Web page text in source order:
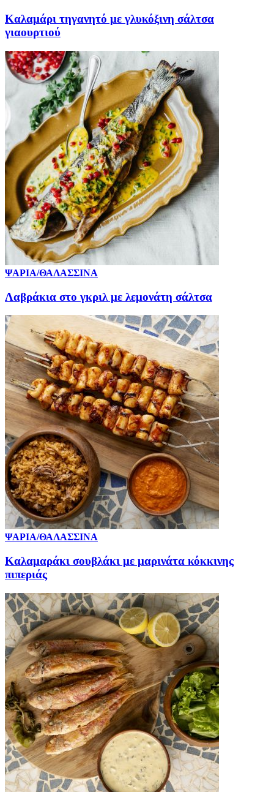
Καλαμάρι τηγανητό με γλυκόξινη σάλτσα
γιαουρτιού
ΨΑΡΙΑ/ΘΑΛΑΣΣΙΝΑ
Λαβράκια στο γκριλ με λεμονάτη σάλτσα
ΨΑΡΙΑ/ΘΑΛΑΣΣΙΝΑ
Καλαμαράκι σουβλάκι με μαρινάτα κόκκινης
πιπεριάς